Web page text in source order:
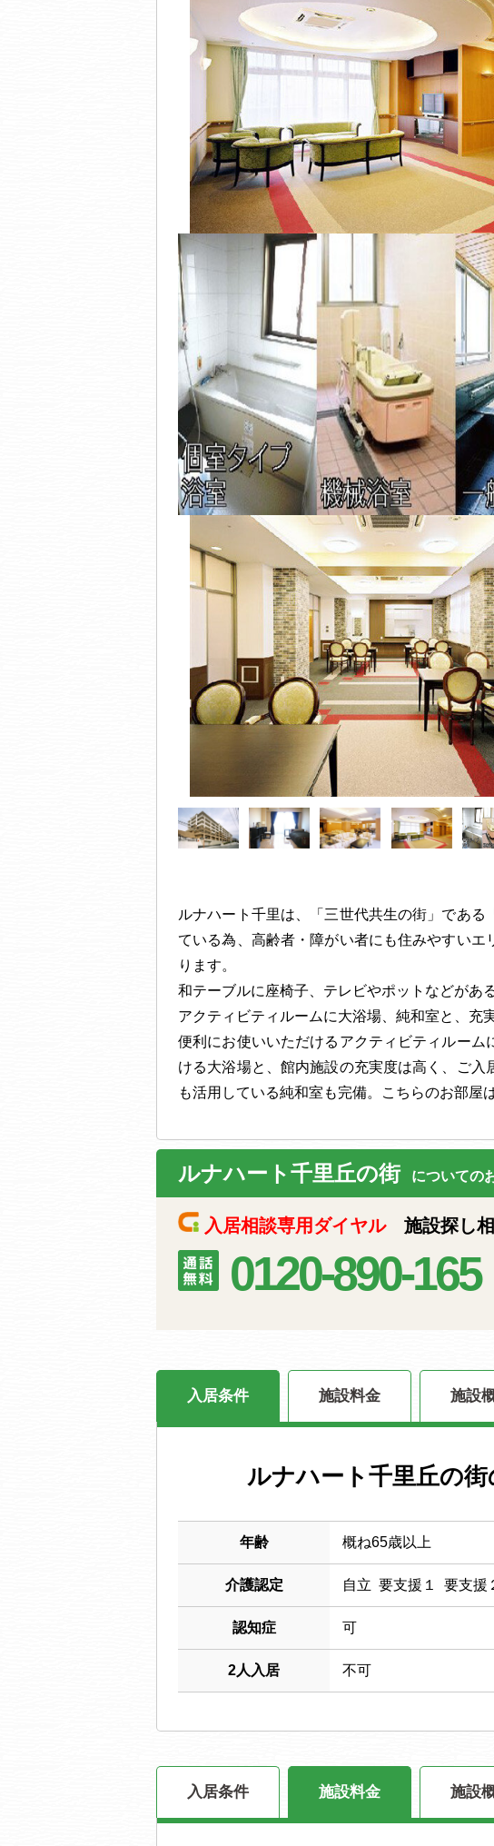
ルナハート千里は、「三世代共生の街」であ
ている為、高齢者・障がい者にも住みやすい
ります。
和テーブルに座椅子、テレビやポットなどがあ
アクティビティルームに大浴場、純和室と、充
便利にお使いいただけるアクティビティルー
ける大浴場と、館内施設の充実度は高く、ご
も活用している純和室も完備。こちらのお部屋
ルナハート千里丘の街 についての
入居相談専用ダイヤル施設探し相
0120-890-165
入居条件 施設料金 施設
ルナハート千里丘の
年齢 概ね65歳以上
介護認定 自立 要支援１ 要支援
認知症 可
2人入居 不可
入居条件 施設料金 施設